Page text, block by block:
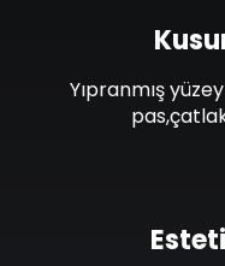
Yıpranmış